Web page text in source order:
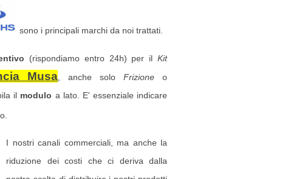
sono i principali marchi da noi trattati.
(rispondiamo entro 24h) per ilKit
Musa , anche soloFrizione o
il modulo a lato. E' essenziale indicare
I nostri canali commerciali, ma anche la
riduzione dei costi che ci deriva dalla